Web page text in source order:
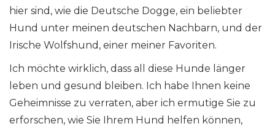
hier sind, wie die Deutsche Dogge, ein beliebter
Hund unter meinen deutschen Nachbarn, und der
Irische Wolfshund, einer meiner Favoriten.
Ich möchte wirklich, dass all diese Hunde länger
leben und gesund bleiben. Ich habe Ihnen keine
Geheimnisse zu verraten, aber ich ermutige Sie zu
erforschen, wie Sie Ihrem Hund helfen können,